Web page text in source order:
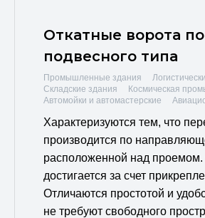
Откатные ворота
подвесного типа
Промышленные здания
Складские здания
Космическая
Автомойки и автомастерские
Характеризуются тем, что
производится по
расположенной над
достигается за счет
Отличаются простотой и
не требуют свободного